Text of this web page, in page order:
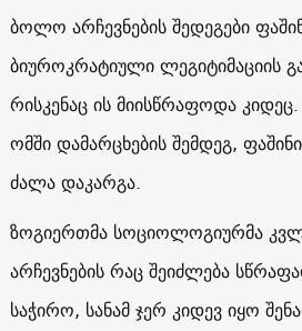
ბოლო არჩევნების შედეგები
ბიუროკრატიული ლეგიტიმაციის
რისკენაც ის მიისწრაფოდა
ომში დამარცხების შემდეგ,
ძალა დაკარგა.
ზოგიერთმა სოციოლოგიურმა
არჩევნების რაც შეიძლება
საჭირო, სანამ ჯერ კიდევ იყო